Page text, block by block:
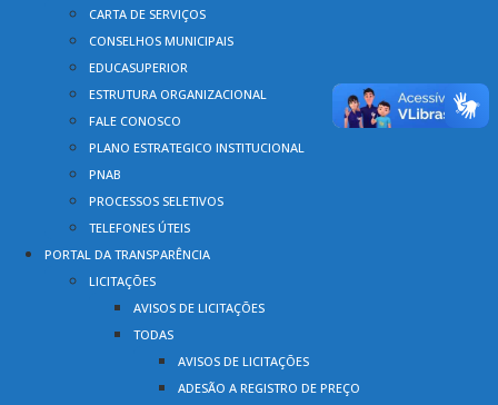
CARTA DE SERVIÇOS
CONSELHOS MUNICIPAIS
EDUCASUPERIOR
ESTRUTURA ORGANIZACIONAL
FALE CONOSCO
PLANO ESTRATEGICO INSTITUCIONAL
PNAB
PROCESSOS SELETIVOS
TELEFONES ÚTEIS
PORTAL DA TRANSPARÊNCIA
LICITAÇÕES
AVISOS DE LICITAÇÕES
TODAS
AVISOS DE LICITAÇÕES
ADESÃO A REGISTRO DE PREÇO